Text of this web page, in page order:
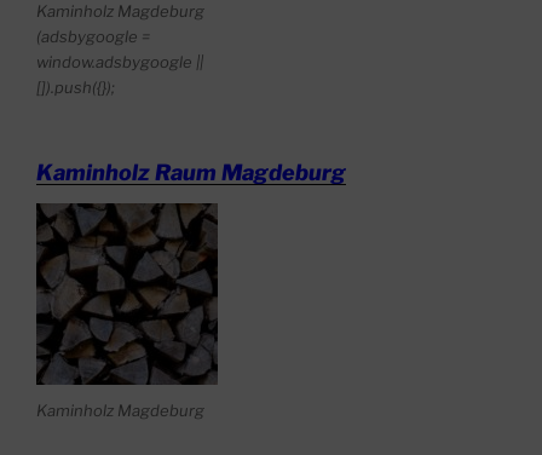
Kaminholz Magdeburg
(adsbygoogle =
window.adsbygoogle ||
[]).push({});
Kaminholz Raum Magdeburg
Kaminholz Magdeburg